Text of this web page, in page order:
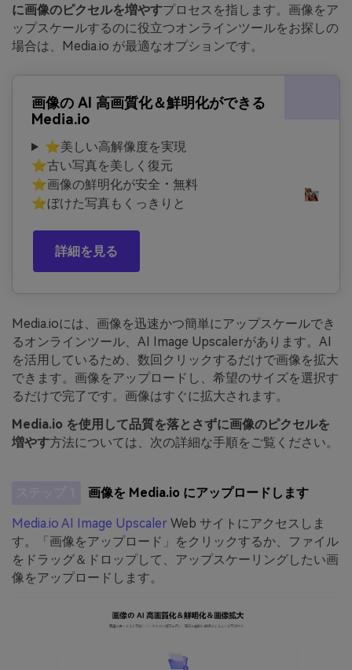
に画像のピクセルを増やすプロセスを指します。画像をア
ップスケールするのに役立つオンラインツールをお探しの
場合は、Media.io が最適なオプションです。
画像の AI 高画質化＆鮮明化ができる
Media.io
⭐美しい高解像度を実現
⭐古い写真を美しく復元
⭐画像の鮮明化が安全・無料
⭐ぼけた写真もくっきりと
詳細を見る
Media.ioには、画像を迅速かつ簡単にアップスケールでき
るオンラインツール、AI Image Upscalerがあります。AI
を活用しているため、数回クリックするだけで画像を拡大
できます。画像をアップロードし、希望のサイズを選択す
るだけで完了です。画像はすぐに拡大されます。
Media.io を使用して品質を落とさずに画像のピクセルを
増やす方法については、次の詳細な手順をご覧ください。
画像を Media.io にアップロードします
Media.io AI Image Upscaler Web サイトにアクセスしま
す。「画像をアップロード」をクリックするか、ファイル
をドラッグ＆ドロップして、アップスケーリングしたい画
像をアップロードします。